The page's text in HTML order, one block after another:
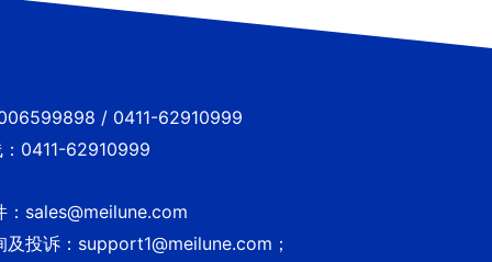
/ 0411-62910999
：0411-62910999
：sales@meilune.com
及投诉：support1@meilune.com；